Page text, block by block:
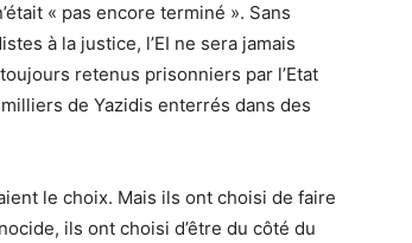
« pas encore terminé ». Sans
à la justice, l’EI ne sera jamais
retenus prisonniers par l’Etat
de Yazidis enterrés dans des
le choix. Mais ils ont choisi de faire
ils ont choisi d’être du côté du